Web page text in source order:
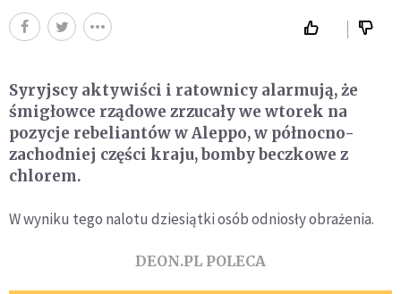
Syryjscy aktywiści i ratownicy alarmują, że
śmigłowce rządowe zrzucały we wtorek na
pozycje rebeliantów w Aleppo, w północno-
zachodniej części kraju, bomby beczkowe z
chlorem.
W wyniku tego nalotu dziesiątki osób odniosły obrażenia.
DEON.PL POLECA